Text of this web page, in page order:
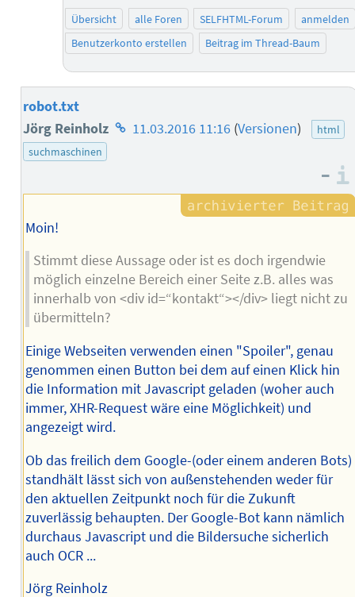
Übersicht alle Foren SELFHTML-Forum
anmelden
Benutzerkonto erstellen
Beitrag im Thread-Baum
robot.txt
Jörg Reinholz Homepage
11.03.2016 11:16 (Versionen)
html
suchmaschinen
–
Moin!
Stimmt diese Aussage oder ist es doch irgendwie
möglich einzelne Bereich einer Seite z.B. alles was
innerhalb von <div id=“kontakt“></div> liegt nicht zu
übermitteln?
Einige Webseiten verwenden einen "Spoiler", genau
genommen einen Button bei dem auf einen Klick hin
die Information mit Javascript geladen (woher auch
immer, XHR-Request wäre eine Möglichkeit) und
angezeigt wird.
Ob das freilich dem Google-(oder einem anderen Bots)
standhält lässt sich von außenstehenden weder für
den aktuellen Zeitpunkt noch für die Zukunft
zuverlässig behaupten. Der Google-Bot kann nämlich
durchaus Javascript und die Bildersuche sicherlich
auch OCR ...
Jörg Reinholz